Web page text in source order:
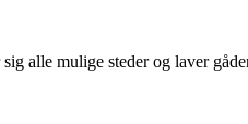
alle mulige steder og laver